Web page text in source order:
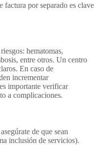
factura por separado es clave
hematomas,
entre otros. Un centro
En caso de
incrementar
importante verificar
a complicaciones.
de que sean
inclusión de servicios).